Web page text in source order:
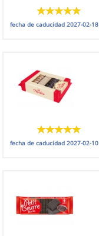
fecha de caducidad2027-02-18
fecha de caducidad2027-02-10